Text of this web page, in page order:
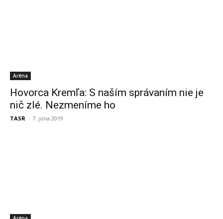
Aréna
Hovorca Kremľa: S naším správaním nie je
nič zlé. Nezmeníme ho
TASR - 7. júna 2019